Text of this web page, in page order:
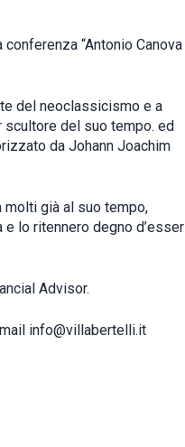
“Antonio Canova
del neoclassicismo e a
del suo tempo. ed
da Johann Joachim
già al suo tempo,
lo ritennero degno d’esser
Advisor.
info@villabertelli.it